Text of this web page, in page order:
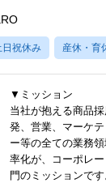
日祝休み 産休・育
▼ミッション
当社が抱える商品
発、営業、マーケ
ー等の全ての業務
率化が、コーポレ
門のミッションです